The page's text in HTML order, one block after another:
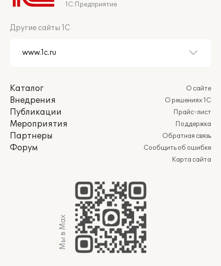
1С:Предприятие
Другие сайты 1С
Каталог
Внедрения
Публикации
Мероприятия
Партнеры
Форум
О сайте
О решениях 1С
Прайс-лист
Поддержка
Обратная связь
Сообщить об ошибке
Карта сайта
Мы в Max